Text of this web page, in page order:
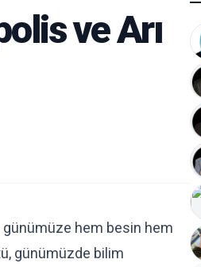
ve Arı
günümüze hem besin hem
günümüzde bilim